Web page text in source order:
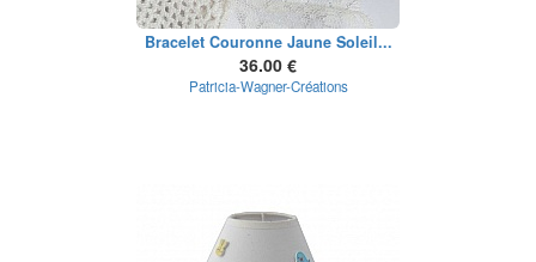
Bracelet Couronne Jaune Soleil...
36.00 €
Patricia-Wagner-Créations